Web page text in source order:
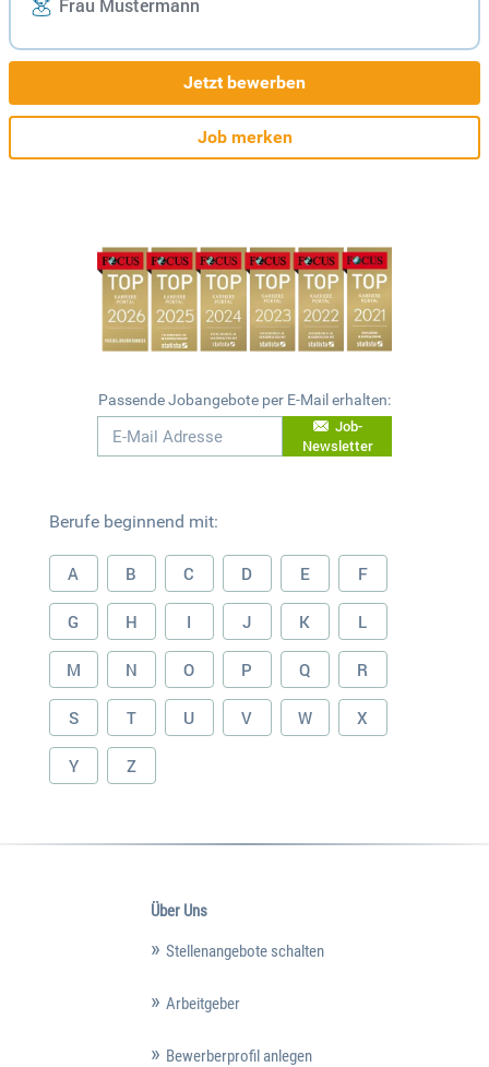
Frau Mustermann
Jetzt bewerben
Job merken
Passende Jobangebote per E-Mail erhalten:
Job-
Newsletter
Berufe beginnend mit:
A B C D E F
G H I J K L
M N O P Q R
S T U V W X
Y Z
Über Uns
Stellenangebote schalten
Arbeitgeber
Bewerberprofil anlegen